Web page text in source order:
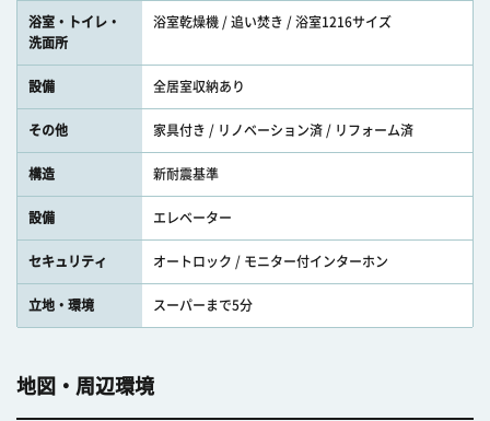
浴室・トイレ・
洗面所
浴室乾燥機 / 追い焚き / 浴室1216サイズ
設備 全居室収納あり
その他 家具付き / リノベーション済 / リフォーム済
構造 新耐震基準
設備 エレベーター
セキュリティ オートロック / モニター付インターホン
立地・環境 スーパーまで5分
地図・周辺環境